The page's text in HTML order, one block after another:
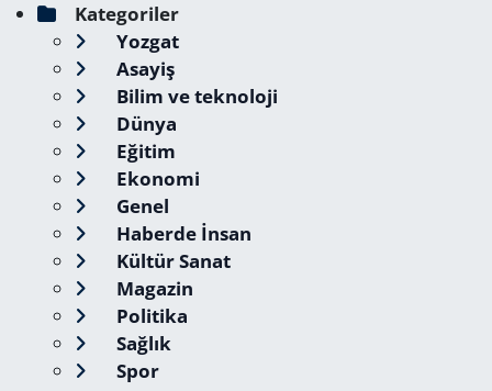
Kategoriler
Yozgat
Asayiş
Bilim ve teknoloji
Dünya
Eğitim
Ekonomi
Genel
Haberde İnsan
Kültür Sanat
Magazin
Politika
Sağlık
Spor